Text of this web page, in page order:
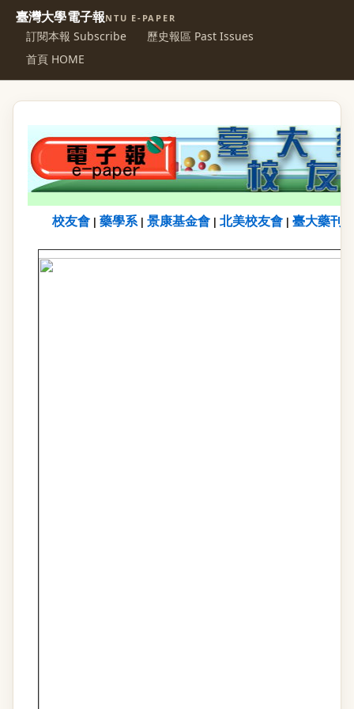
臺灣大學電子報NTU E-PAPER
訂閱本報 Subscribe
歷史報區 Past Issues
首頁 HOME
校友會 藥學系| 景康基金會 北美校友會 臺大藥刊